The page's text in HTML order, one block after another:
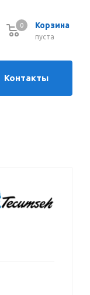
Корзина
0
пуста
0
Контакты